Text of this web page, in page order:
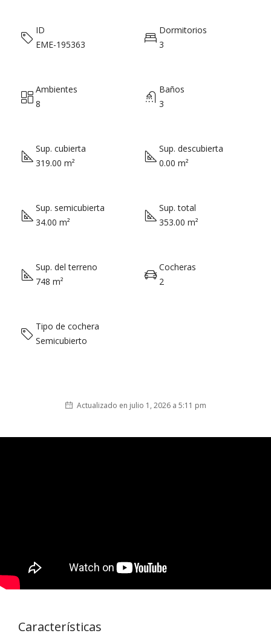
ID
EME-195363
Dormitorios
3
Ambientes
8
Baños
3
Sup. cubierta
319.00 m²
Sup. descubierta
0.00 m²
Sup. semicubierta
34.00 m²
Sup. total
353.00 m²
Sup. del terreno
748 m²
Cocheras
2
Tipo de cochera
Semicubierto
Actualizado en julio 1, 2026 a 5:11 pm
Características